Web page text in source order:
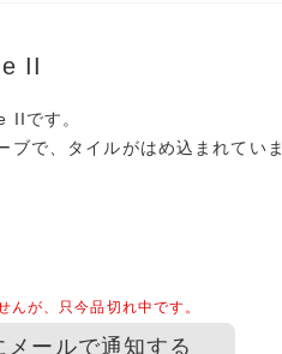
II
です。
で、タイルがはめ込まれていま
んが、只今品切れ中です。
メールで通知する